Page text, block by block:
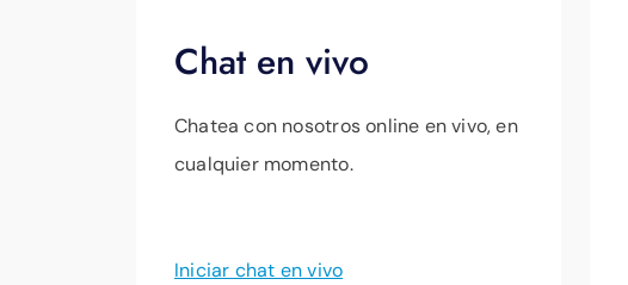
Chat en vivo
Chatea con nosotros online en vivo, en
cualquier momento.
Iniciar chat en vivo